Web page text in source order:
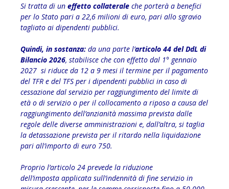
Si tratta di un effetto collaterale che porterà a benefici
per lo Stato pari a 22,6 milioni di euro, pari allo sgravio
tagliato ai dipendenti pubblici.
Quindi, in sostanza: da una parte l’articolo 44 del DdL di
Bilancio 2026, stabilisce che con effetto dal 1° gennaio
2027 si riduce da 12 a 9 mesi il termine per il pagamento
del TFR e del TFS per i dipendenti pubblici in caso di
cessazione dal servizio per raggiungimento del limite di
età o di servizio o per il collocamento a riposo a causa del
raggiungimento dell’anzianità massima prevista dalle
regole delle diverse amministrazioni e, dall’altra, si taglia
la detassazione prevista per il ritardo nella liquidazione
pari all’importo di euro 750.
Proprio l’articolo 24 prevede la riduzione
dell’imposta applicata sull’indennità di fine servizio in